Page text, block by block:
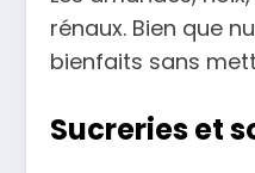
rénaux. Bien que
bienfaits sans
Sucreries et